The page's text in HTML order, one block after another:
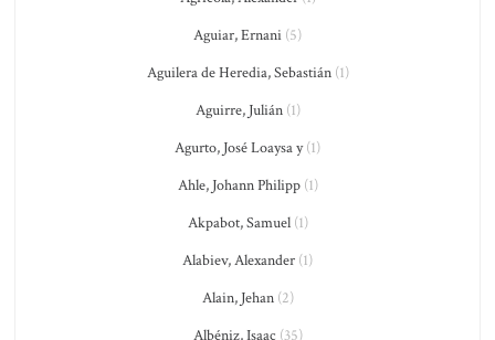
Aguiar, Ernani (5)
Aguilera de Heredia, Sebastián(1)
Aguirre, Julián(1)
Agurto, José Loaysa y(1)
Ahle, Johann Philipp(1)
Akpabot, Samuel(1)
Alabiev, Alexander (1)
Alain, Jehan(2)
Albéniz, Isaac (35)